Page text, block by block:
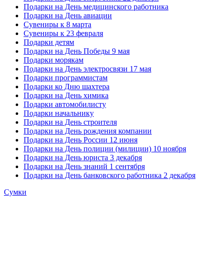
Подарки на День медицинского работника
Подарки на День авиации
Сувениры к 8 марта
Сувениры к 23 февраля
Подарки детям
Подарки на День Победы 9 мая
Подарки морякам
Подарки на День электросвязи 17 мая
Подарки программистам
Подарки ко Дню шахтера
Подарки на День химика
Подарки автомобилисту
Подарки начальнику
Подарки на День строителя
Подарки на День рождения компании
Подарки на День России 12 июня
Подарки на День полиции (милиции) 10 ноября
Подарки на День юриста 3 декабря
Подарки на День знаний 1 сентября
Подарки на День банковского работника 2 декабря
Сумки